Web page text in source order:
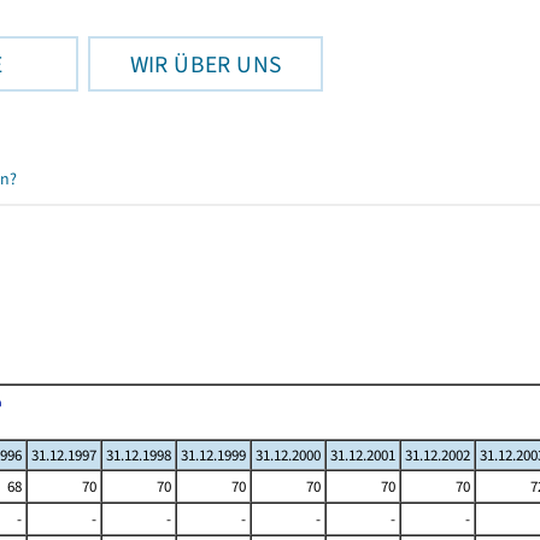
WIR ÜBER UNS
31.12.1997 31.12.1998 31.12.1999 31.12.2000 31.12.2001 31.12.2002
68 70 70 70 70 70 70
- - - - - -
-